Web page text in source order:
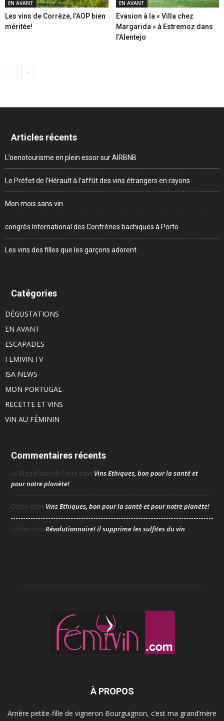
EN AVANT
Les vins de Corrèze, l’AOP bien
méritée!
EN AVANT
Evasion à la « Villa chez
Margarida » à Estremoz dans
l’Alentejo
Articles récents
L’oenotourisme en plein essor sur AIRBNB
Le Préfet de l’Hérault à l’affût des vins étrangers en rayons
Mon mois sans vin
congrès International des Confréries bachiques à Porto
Les vins des filles que les garçons adorent
Catégories
DÉGUSTATIONS
EN AVANT
ESCAPADES
FEMIVIN.TV
ISA NEWS
MON PORTUGAL
RECETTE ET VINS
VIN AU FÉMININ
Commentaires récents
Le Blog d’Isabelle Forêt dans Vins Ethiques, bon pour la santé et
pour notre planète!
Céline dans Vins Ethiques, bon pour la santé et pour notre planète!
Céline dansRévolutionnaire! il supprime les sulfites du vin
À PROPOS
Arrière petite-fille de vigneron Bourguignon, c’est ma grand’mère